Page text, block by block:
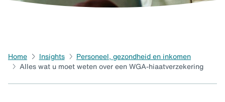
Home Insights
Personeel, gezondheid en inkomen
Alles wat u moet weten over een WGA-hiaatverzekering